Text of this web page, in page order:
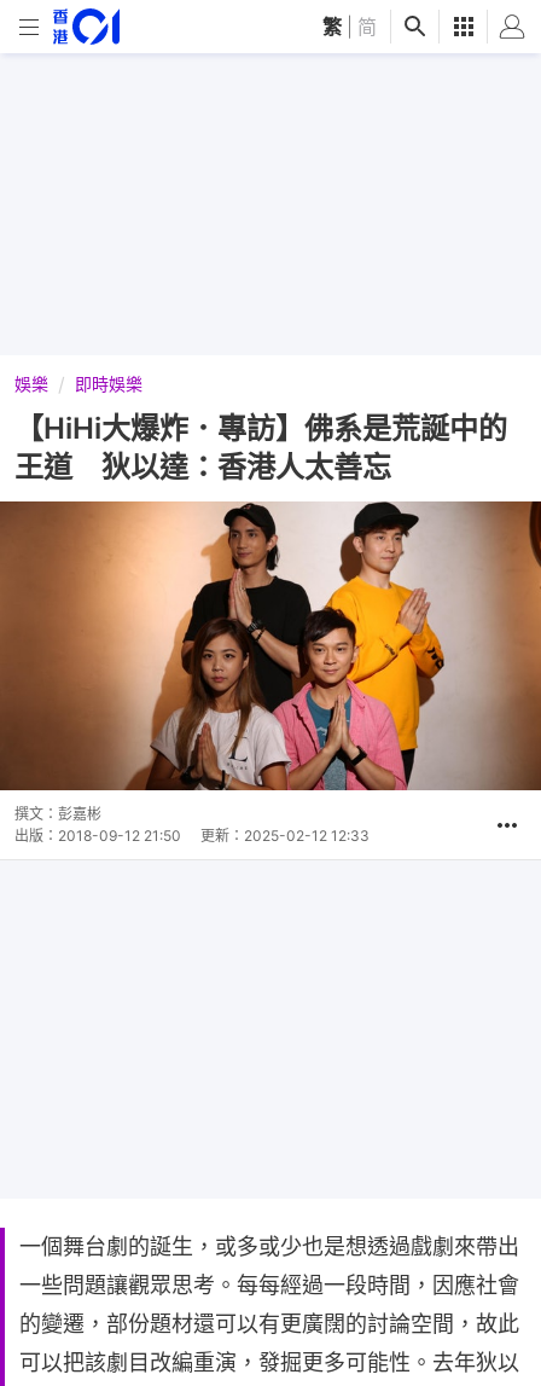
繁 简
娛樂 即時娛樂
【HiHi大爆炸．專訪】佛系是荒誕中的
王道 狄以達：香港人太善忘
撰文： 彭嘉彬
出版： 2018-09-12 21:50 更新： 2025-02-12 12:33
一個舞台劇的誕生，或多或少也是想透過戲劇來帶出
一些問題讓觀眾思考。每每經過一段時間，因應社會
的變遷，部份題材還可以有更廣闊的討論空間，故此
可以把該劇目改編重演，發掘更多可能性。去年狄以